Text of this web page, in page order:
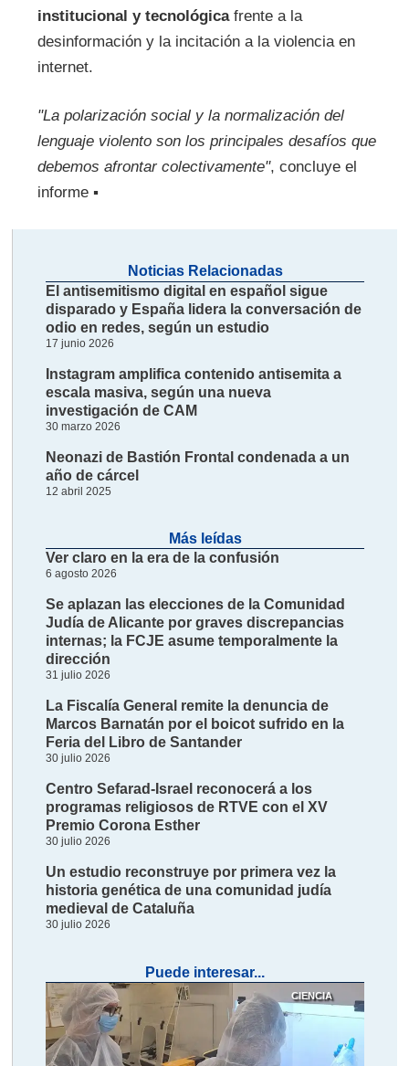
institucional y tecnológicafrente a la
desinformación y la incitación a la violencia en
internet.
"La polarización social y la normalización del
lenguaje violento son los principales desafíos que
debemos afrontar colectivamente", concluye el
informe ▪
Noticias Relacionadas
El antisemitismo digital en español sigue
disparado y España lidera la conversación de
odio en redes, según un estudio
17 junio 2026
Instagram amplifica contenido antisemita a
escala masiva, según una nueva
investigación de CAM
30 marzo 2026
Neonazi de Bastión Frontal condenada a un
año de cárcel
12 abril 2025
Más leídas
Ver claro en la era de la confusión
6 agosto 2026
Se aplazan las elecciones de la Comunidad
Judía de Alicante por graves discrepancias
internas; la FCJE asume temporalmente la
dirección
31 julio 2026
La Fiscalía General remite la denuncia de
Marcos Barnatán por el boicot sufrido en la
Feria del Libro de Santander
30 julio 2026
Centro Sefarad-Israel reconocerá a los
programas religiosos de RTVE con el XV
Premio Corona Esther
30 julio 2026
Un estudio reconstruye por primera vez la
historia genética de una comunidad judía
medieval de Cataluña
30 julio 2026
Puede interesar...
CIENCIA